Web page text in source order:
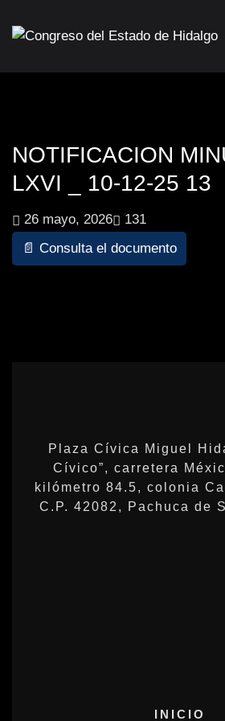
NOTIFICACION
LXVI _ 10-12-25 13
26 mayo, 2026
131
📄 Consulta el documento
Plaza Cívica Miguel
Cívico”, carretera
kilómetro 84.5, colonia
C.P. 42082, Pachuca de
INICIO